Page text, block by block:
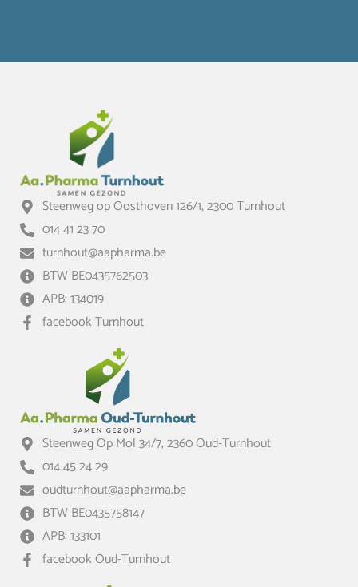
Steenweg op Oosthoven 126/1, 2300 Turnhout
014 41 23 70
turnhout@aapharma.be
BTW BE0435762503
APB: 134019
facebook Turnhout
Steenweg Op Mol 34/7, 2360 Oud-Turnhout
014 45 24 29
oudturnhout@aapharma.be
BTW BE0435758147
APB: 133101
facebook Oud-Turnhout